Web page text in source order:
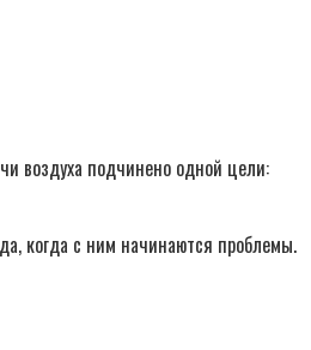
воздуха подчинено одной цели:
когда с ним начинаются проблемы.